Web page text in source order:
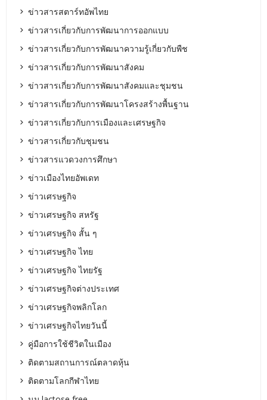
ข่าวสารสตาร์ทอัพไทย
ข่าวสารเกี่ยวกับการพัฒนาการออกแบบ
ข่าวสารเกี่ยวกับการพัฒนาความรู้เกี่ยวกับพืช
ข่าวสารเกี่ยวกับการพัฒนาสังคม
ข่าวสารเกี่ยวกับการพัฒนาสังคมและชุมชน
ข่าวสารเกี่ยวกับการพัฒนาโครงสร้างพื้นฐาน
ข่าวสารเกี่ยวกับการเมืองและเศรษฐกิจ
ข่าวสารเกี่ยวกับชุมชน
ข่าวสารแวดวงการศึกษา
ข่าวเมืองไทยอัพเดท
ข่าวเศรษฐกิจ
ข่าวเศรษฐกิจ สหรัฐ
ข่าวเศรษฐกิจ สั้น ๆ
ข่าวเศรษฐกิจ ไทย
ข่าวเศรษฐกิจ ไทยรัฐ
ข่าวเศรษฐกิจต่างประเทศ
ข่าวเศรษฐกิจพลิกโลก
ข่าวเศรษฐกิจไทยวันนี้
คู่มือการใช้ชีวิตในเมือง
ติดตามสถานการณ์ตลาดหุ้น
ติดตามโลกกีฬาไทย